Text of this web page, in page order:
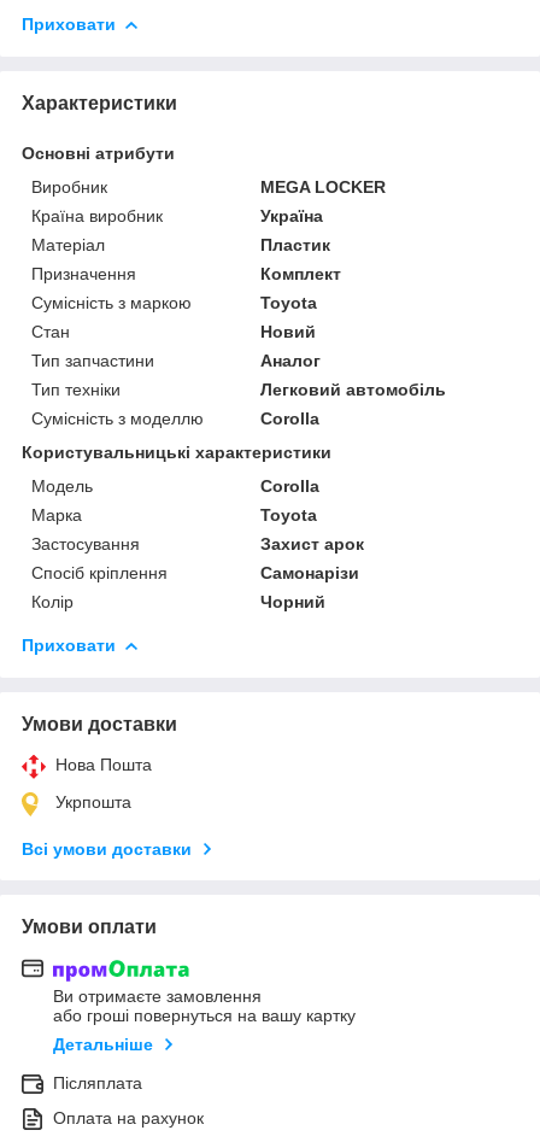
Приховати
Характеристики
Основні атрибути
Виробник
MEGA LOCKER
Країна виробник
Україна
Матеріал
Пластик
Призначення
Комплект
Сумісність з маркою
Toyota
Стан
Новий
Тип запчастини
Аналог
Тип техніки
Легковий автомобіль
Сумісність з моделлю
Corolla
Користувальницькі характеристики
Мoдель
Corolla
Марка
Toyota
Застосування
Захист арок
Спосіб кріплення
Самонарізи
Колір
Чорний
Приховати
Умови доставки
Нова Пошта
Укрпошта
Всі умови доставки
Умови оплати
Ви отримаєте замовлення
або гроші повернуться на вашу картку
Детальніше
Післяплата
Оплата на рахунок